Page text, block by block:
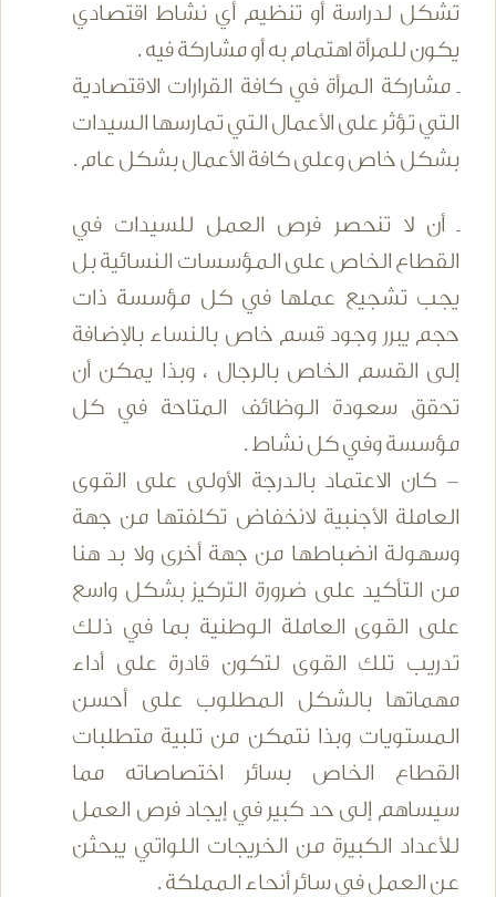
تشكل لدراسة أو تنظيم أي نشاط اقتصادي
يكون للمرأة اهتمام به أو مشاركة فيه .
ـ مشاركة المرأة في كافة القرارات الاقتصادية
التي تؤثر على الأعمال التي تمارسها السيدات
بشكل خاص وعلى كافة الأعمال بشكل عام .
ـ أن لا تنحصر فرص العمل للسيدات في
القطاع الخاص على المؤسسات النسائية بل
يجب تشجيع عملها في كل مؤسسة ذات
حجم يبرر وجود قسم خاص بالنساء بالإضافة
إلى القسم الخاص بالرجال ، وبذا يمكن أن
تحقق سعودة الوظائف المتاحة في كل
مؤسسة وفي كل نشاط .
- كان الاعتماد بالدرجة الأولى على القوى
العاملة الأجنبية لانخفاض تكلفتها من جهة
وسهولة انضباطها من جهة أخرى ولا بد هنا
من التأكيد على ضرورة التركيز بشكل واسع
على القوى العاملة الوطنية بما في ذلك
تدريب تلك القوى لتكون قادرة على أداء
مهماتها بالشكل المطلوب على أحسن
المستويات وبذا نتمكن من تلبية متطلبات
القطاع الخاص بسائر اختصاصاته مما
سيساهم إلى حد كبير في إيجاد فرص العمل
للأعداد الكبيرة من الخريجات اللواتي يبحثن
عن العمل في سائر أنحاء المملكة .